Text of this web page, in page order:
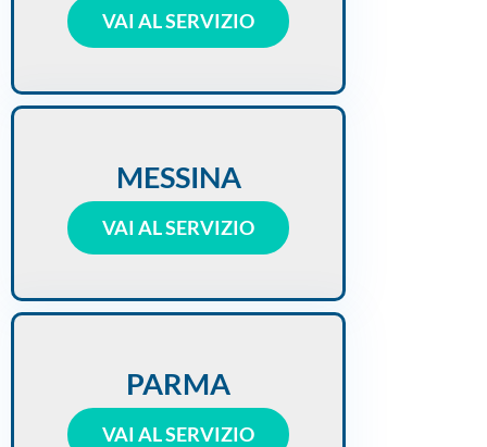
VAI AL SERVIZIO
MESSINA
VAI AL SERVIZIO
PARMA
VAI AL SERVIZIO